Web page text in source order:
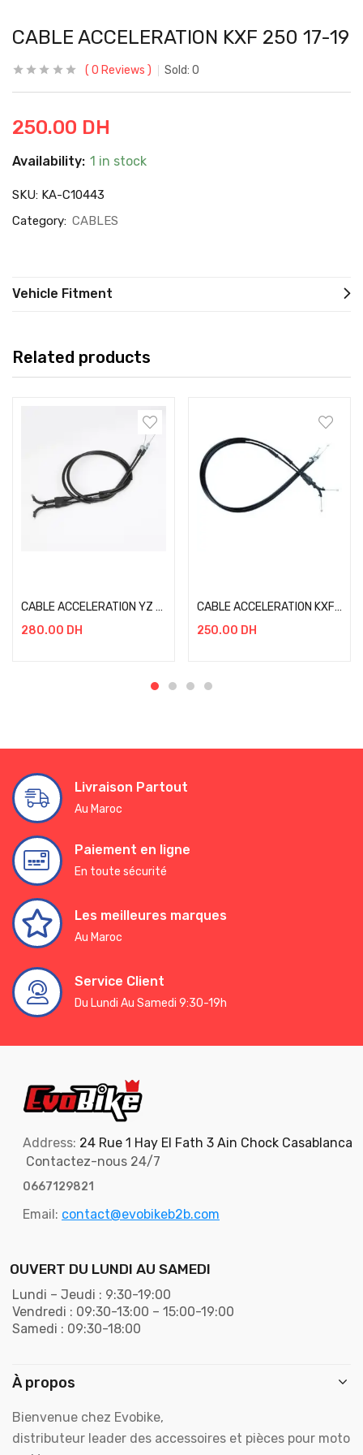
CABLE ACCELERATION KXF 250 17-19
0 Reviews Sold: 0
250.00 DH
Availability: 1 in stock
SKU: KA-C10443
Category: CABLES
Vehicle Fitment
Related products
CABLE ACCELERATION YZ 250F 10-13
280.00 DH
CABLE ACCELERATION KXF 450 13-15
250.00 DH
Livraison Partout
Au Maroc
Paiement en ligne
En toute sécurité
Les meilleures marques
Au Maroc
Service Client
Du Lundi Au Samedi 9:30-19h
Address: 24 Rue 1 Hay El Fath 3 Ain Chock Casablanca
Contactez-nous 24/7
0667129821
Email: contact@evobikeb2b.com
OUVERT DU LUNDI AU SAMEDI
Lundi – Jeudi : 9:30-19:00
Vendredi : 09:30-13:00 – 15:00-19:00
Samedi : 09:30-18:00
À propos
Bienvenue chez Evobike,
distributeur leader des accessoires et pièces pour moto